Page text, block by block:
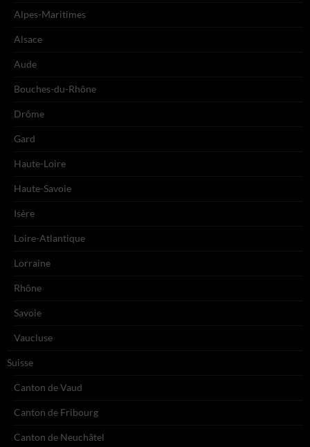
Alpes-Maritimes
Alsace
Aude
Bouches-du-Rhône
Drôme
Gard
Haute-Loire
Haute-Savoie
Isère
Loire-Atlantique
Lorraine
Rhône
Savoie
Vaucluse
Suisse
Canton de Vaud
Canton de Fribourg
Canton de Neuchâtel